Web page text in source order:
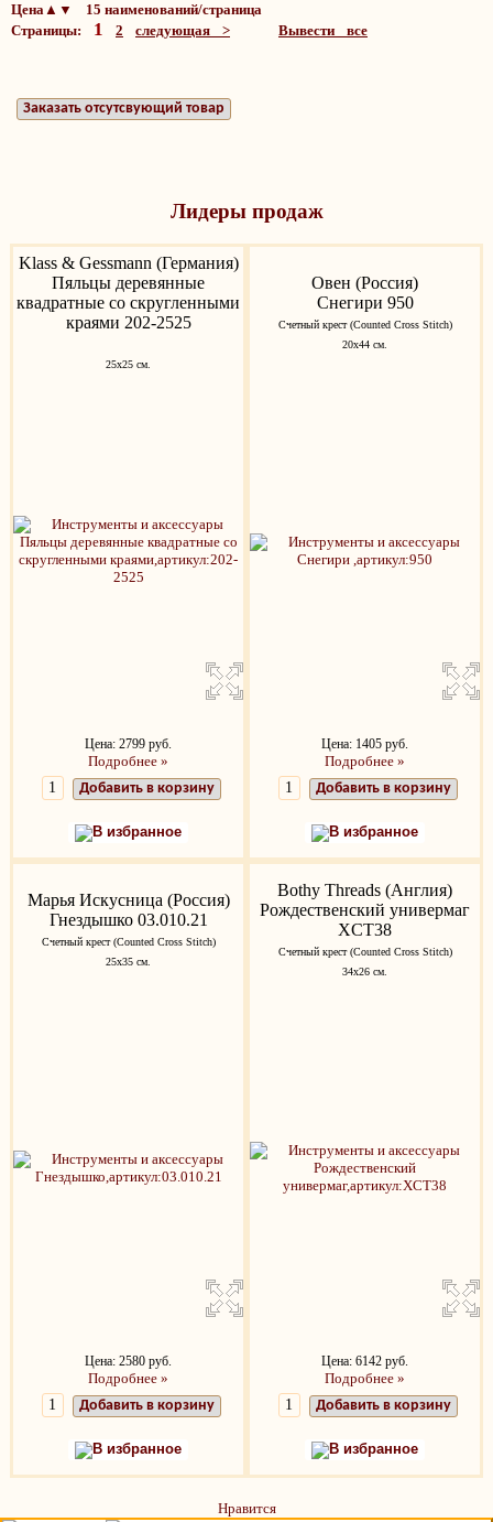
Цена▲▼ 15 наименований/страница
Страницы: 1 2 следующая > Вывести все
Заказать отсутсвующий товар
Лидеры продаж
Klass & Gessmann (Германия)
Пяльцы деревянные
квадратные со скругленными
краями 202-2525
25х25 см.
Цена: 2799 руб.
Подробнее »
Добавить в корзину
В избранное
Овен (Россия)
Снегири 950
Счетный крест (Counted Cross Stitch)
20х44 см.
Цена: 1405 руб.
Подробнее »
Добавить в корзину
В избранное
Марья Искусница (Россия)
Гнездышко 03.010.21
Счетный крест (Counted Cross Stitch)
25x35 см.
Цена: 2580 руб.
Подробнее »
Добавить в корзину
В избранное
Bothy Threads (Англия)
Рождественский универмаг
XCT38
Счетный крест (Counted Cross Stitch)
34х26 см.
Цена: 6142 руб.
Подробнее »
Добавить в корзину
В избранное
Нравится